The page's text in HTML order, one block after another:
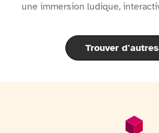
une immersion ludique,
la célèbre frite belge.À travers
modernes, des objets
interactifs et un audioguide
terre, son arrivée en Europe,
Trouver